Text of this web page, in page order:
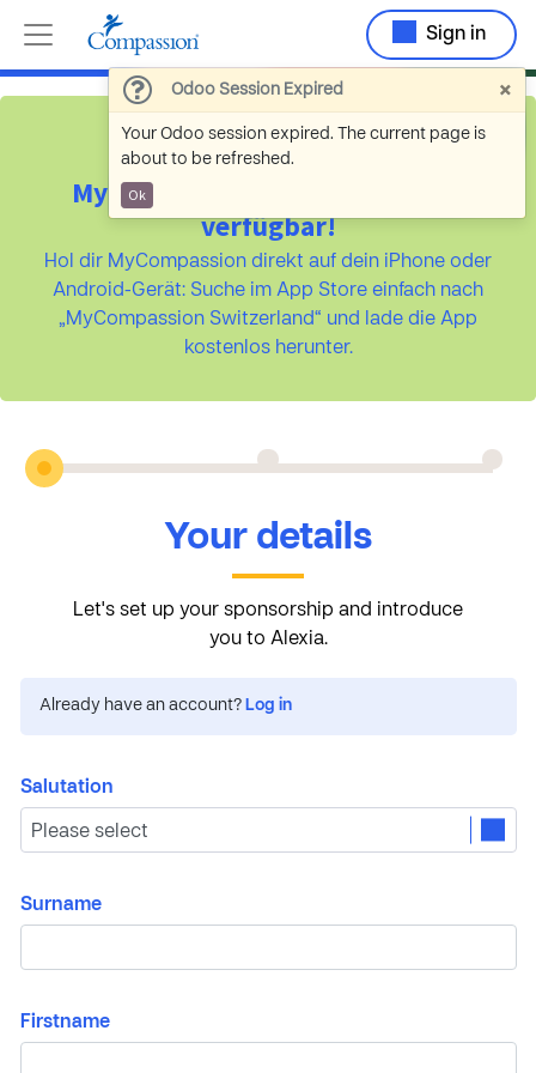
Odoo Session Expired ×
Your Odoo session expired. The current page is
about to be refreshed.
Ok
Sign in
MyCompassion ist jetzt als App
verfügbar!
Hol dir MyCompassion direkt auf dein iPhone oder
Android-Gerät: Suche im App Store einfach nach
„MyCompassion Switzerland“ und lade die App
kostenlos herunter.
Your details
Let's set up your sponsorship and introduce
you to Alexia.
Already have an account? Log in
Salutation
Surname
Firstname